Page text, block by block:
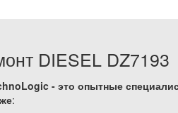
DIESEL DZ7193
- это опытные
: